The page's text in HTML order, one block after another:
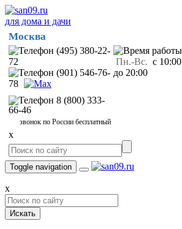
для дома и дачи
Москва
(495) 380-22-
72
(901) 546-76-
78
8 (800) 333-
66-46
звонок по России бесплатный
Пн.-Вс. с 10:00
до 20:00
x
Toggle navigation
x
Искать